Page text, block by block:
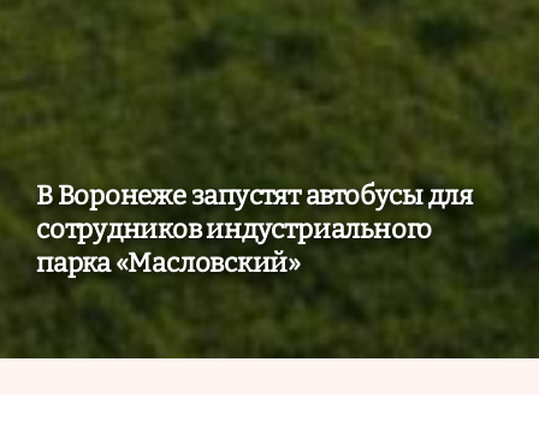
В Воронеже запустят автобусы для
сотрудников индустриального
парка «Масловский»